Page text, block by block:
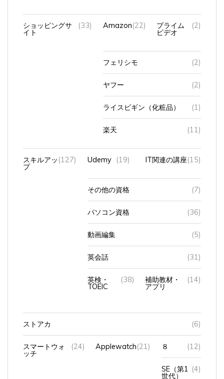
ショッピングサ (33) Amazon(22) プライム
ビデオ
(2)
フェリシモ (2)
ヤフー (2)
ライスビギン（化粧品） (1)
楽天 (11)
スキルアッ(127) Udemy (19) IT関連の講座(15)
その他の資格 (7)
パソコン資格 (36)
動画編集 (5)
英会話 (31)
英検・
TOEIC
(38) 補助教材・
アプリ
(14)
ストアカ (6)
スマートウォ (24) Applewatch(21) ８ (12)
SE（第1
世代）
(4)